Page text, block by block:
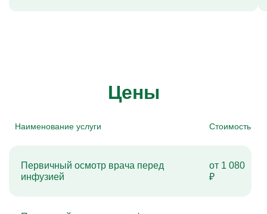
Цены
Наименование услуги Стоимость
Первичный осмотр врача перед
инфузией
от 1 080
₽